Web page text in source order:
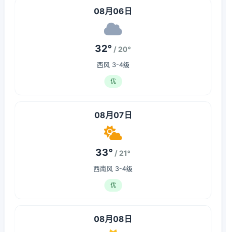
08月06日
32° / 20°
西风 3-4级
优
08月07日
33° / 21°
西南风 3-4级
优
08月08日